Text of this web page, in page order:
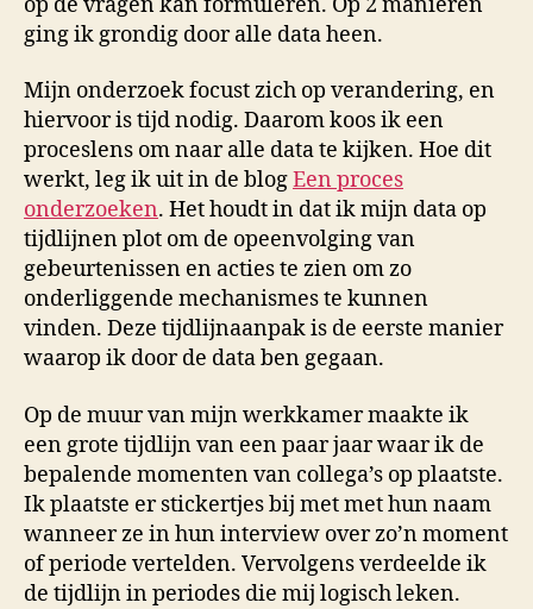
ging ik grondig door alle data heen.
Mijn onderzoek focust zich op verandering, en
hiervoor is tijd nodig. Daarom koos ik een
proceslens om naar alle data te kijken. Hoe dit
werkt, leg ik uit in de blogEen proces
onderzoeken. Het houdt in dat ik mijn data op
tijdlijnen plot om de opeenvolging van
gebeurtenissen en acties te zien om zo
onderliggende mechanismes te kunnen
vinden. Deze tijdlijnaanpak is de eerste manier
waarop ik door de data ben gegaan.
Op de muur van mijn werkkamer maakte ik
een grote tijdlijn van een paar jaar waar ik de
bepalende momenten van collega’s op plaatste.
Ik plaatste er stickertjes bij met met hun naam
wanneer ze in hun interview over zo’n moment
of periode vertelden. Vervolgens verdeelde ik
de tijdlijn in periodes die mij logisch leken.